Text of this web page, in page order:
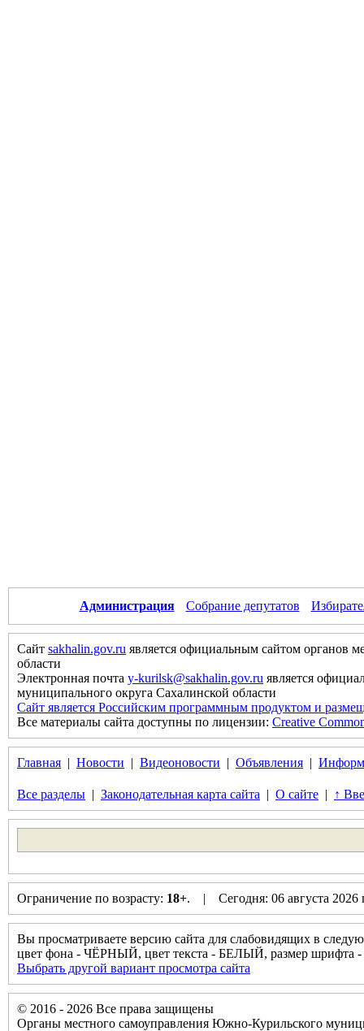
Администрация Собрание депутатов
Сайт sakhalin.gov.ru является официальным сайтом органов
области
Электронная почта y-kurilsk@sakhalin.gov.ru является
муниципального округа Сахалинской области
Сайт является Российским программным продуктом и
Все материалы сайта доступны по лицензии: Creative
Главная | Новости | Видеоновости | Объявления |
Все разделы | Законодательная карта сайта | О сайте | ↑
Ограничение по возрасту: 18+. | Сегодня: 06 августа
Вы просматриваете версию сайта для слабовидящих в
цвет фона - ЧЁРНЫЙ, цвет текста - БЕЛЫЙ, размер
Выбрать другой вариант просмотра сайта
© 2016 - 2026 Все права защищены
Органы местного самоуправления Южно-Курильского